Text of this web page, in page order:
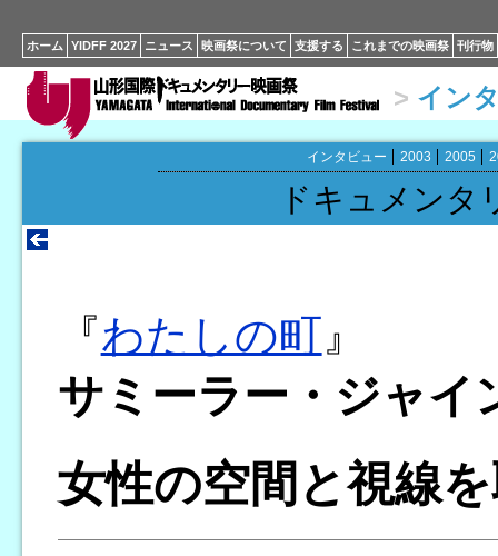
ホーム YIDFF 2027 ニュース 映画祭について 支援する これまでの映画祭 刊行物
> イン
インタビュー 2003 2005
ドキュメン
『わたしの町 』
サミーラー・ジャイ
女性の空間と視線